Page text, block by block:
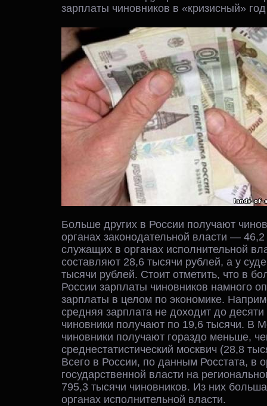
зарплаты чиновников в «кризисный»
Больше других в России получают
органах законодательной власти —
служащих в органах исполнительной
составляют 28,6 тысячи рублей, а у
тысячи рублей. Стоит отметить, что в
России зарплаты чиновников намного
зарплаты в целом по экономике.
средняя зарплата не доходит до
чиновники получают по 19,6 тысячи. В
чиновники получают гораздо меньше,
среднестатистический москвич (28,8
Всего в России, по данным Росстата, в
государственной власти на
795,3 тысячи чиновников. Из них
органах исполнительной власти.